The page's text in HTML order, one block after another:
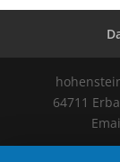
64711